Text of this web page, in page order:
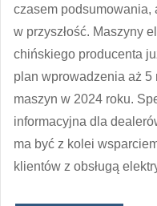
czasem podsumowania,
w przyszłość. Maszyny
chińskiego producenta
plan wprowadzenia aż
maszyn w 2024 roku.
informacyjna dla
ma być z kolei
klientów z obsługą